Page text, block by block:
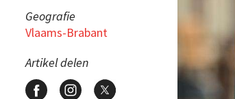
Geografie
Vlaams-Brabant
Artikel delen